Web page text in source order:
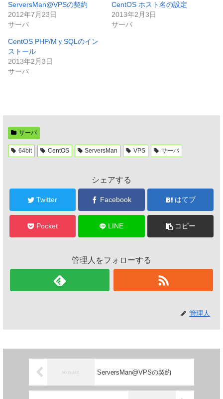
ServersMan@VPSの契約
2012年7月23日
サーバ
CentOS ホスト名の設定
2013年2月3日
サーバ
CentOS PHP/MｙSQLのイン
ストール
2013年2月3日
サーバ
サーバ
64bit CentOS ServersMan VPS サーバ
シェアする
Twitter Facebook はてブ
Pocket LINE コピー
管理人をフォローする
管理人
ServersMan@VPSの契約